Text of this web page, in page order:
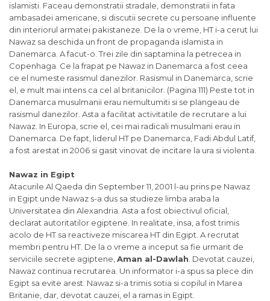
islamisti. Faceau demonstratii stradale, demonstratii in fata
ambasadei americane, si discutii secrete cu persoane influente
din interiorul armatei pakistaneze. De la o vreme, HT i-a cerut lui
Nawaz sa deschida un front de propaganda islamista in
Danemarca. A facut-o. Trei zile din saptamina la petrecea in
Copenhaga. Ce la frapat pe Nawaz in Danemarca a fost ceea
ce el numeste rasismul danezilor. Rasismul in Danemarca, scrie
el, e mult mai intens ca cel al britanicilor. (Pagina 111) Peste tot in
Danemarca musulmanii erau nemultumiti si se plangeau de
rasismul danezilor. Asta a facilitat activitatile de recrutare a lui
Nawaz. In Europa, scrie el, cei mai radicali musulmani erau in
Danemarca. De fapt, liderul HT pe Danemarca, Fadi Abdul Latif,
a fost arestat in 2006 si gasit vinovat de incitare la ura si violenta.
Nawaz in Egipt
Atacurile Al Qaeda din September 11, 2001 l-au prins pe Nawaz
in Egipt unde Nawaz s-a dus sa studieze limba araba la
Universitatea din Alexandria. Asta a fost obiectivul oficial,
declarat autoritatilor egiptene. In realitate, insa, a fost trimis
acolo de HT sa reactiveze miscarea HT din Egipt. A recrutat
membri pentru HT. De la o vreme a inceput sa fie urmarit de
serviciile secrete agiptene, Aman al-Dawlah . Devotat cauzei,
Nawaz continua recrutarea. Un informator i-a spus sa plece din
Egipt sa evite arest. Nawaz si-a trimis sotia si copilul in Marea
Britanie, dar, devotat cauzei, el a ramas in Egipt.